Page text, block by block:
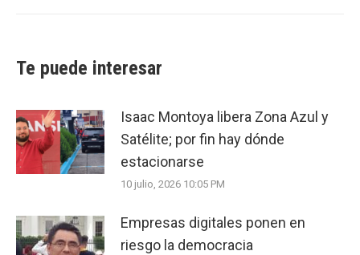
Te puede interesar
Isaac Montoya libera Zona Azul y
Satélite; por fin hay dónde
estacionarse
10 julio, 2026 10:05 PM
Empresas digitales ponen en
riesgo la democracia